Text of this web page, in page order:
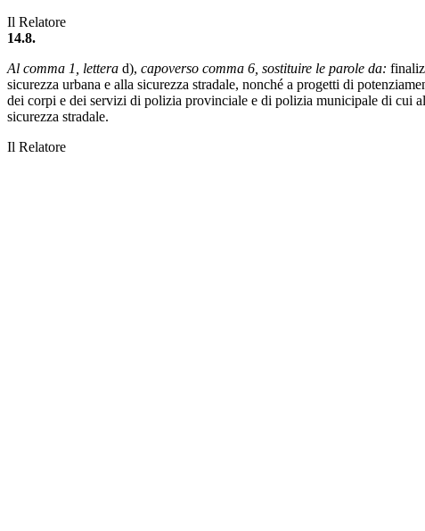
Il Relatore
14.8.
Al comma 1, lettera d), capoverso comma 6, sostituire le parole da:
sicurezza urbana e alla sicurezza stradale, nonché a progetti di
dei corpi e dei servizi di polizia provinciale e di polizia municipale di cui
sicurezza stradale.
Il Relatore